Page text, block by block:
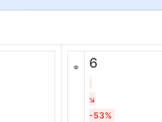
6
-53%